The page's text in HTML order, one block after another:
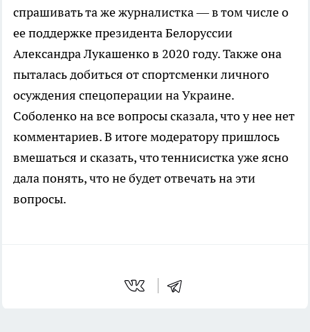
спрашивать та же журналистка — в том числе о
ее поддержке президента Белоруссии
Александра Лукашенко в 2020 году. Также она
пыталась добиться от спортсменки личного
осуждения спецоперации на Украине.
Соболенко на все вопросы сказала, что у нее нет
комментариев. В итоге модератору пришлось
вмешаться и сказать, что теннисистка уже ясно
дала понять, что не будет отвечать на эти
вопросы.